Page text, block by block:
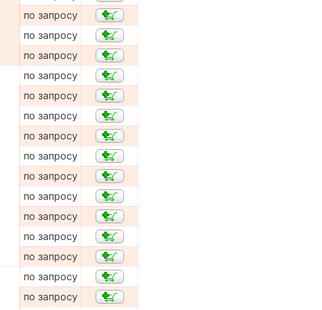
по запросу
по запросу
по запросу
по запросу
по запросу
по запросу
по запросу
по запросу
по запросу
по запросу
по запросу
по запросу
по запросу
по запросу
по запросу